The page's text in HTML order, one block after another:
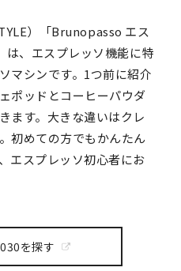
）「Brunopasso エス
、エスプレッソ機能に特
マシンです。1つ前に紹介
ポッドとコーヒーパウダ
ます。大きな違いはクレ
初めての方でもかんたん
エスプレッソ初心者にお
を探す